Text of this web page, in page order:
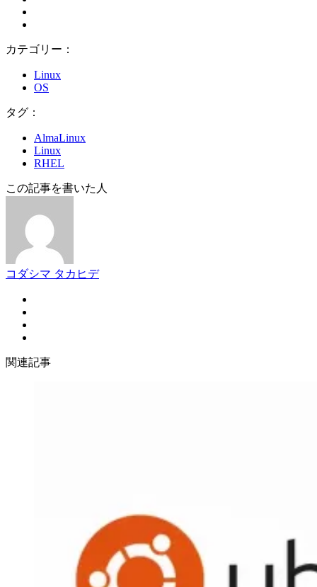
カテゴリー：
Linux
OS
タグ：
AlmaLinux
Linux
RHEL
この記事を書いた人
コダシマ タカヒデ
関連記事